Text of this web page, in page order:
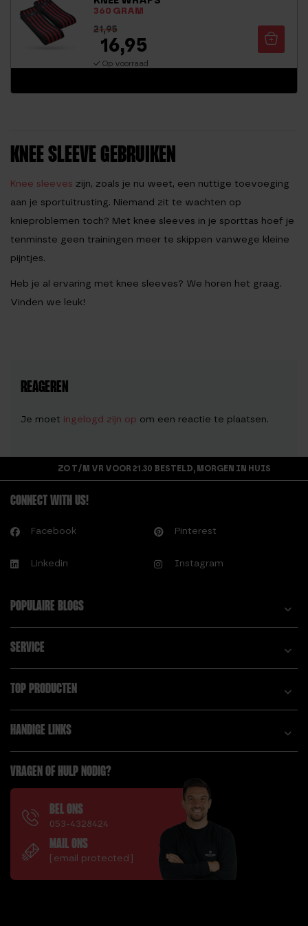
360 GRAM
21,95
16,95
Op voorraad
KNEE SLEEVE GEBRUIKEN
Knee sleeves zijn, zoals je nu weet, een nuttige toevoeging
aan je sportuitrusting. Niemand zit te wachten op
knieproblemen toch? Met knee sleeves in je sporttas hoef je
tenminste geen trainingen meer te skippen vanwege kleine
pijntjes.
Heb je al ervaring met knee sleeves? We horen het graag.
Vinden we leuk!
REAGEREN
Je moet ingelogd zijn op om een reactie te plaatsen.
ZO T/M VR VOOR 21.30 BESTELD, MORGEN IN HUIS
CONNECT WITH US!
Facebook Pinterest
Linkedin Instagram
POPULAIRE BLOGS
SERVICE
TOP PRODUCTEN
HANDIGE LINKS
VRAGEN OF HULP NODIG?
BEL ONS
053-4328424
MAIL ONS
[email protected]